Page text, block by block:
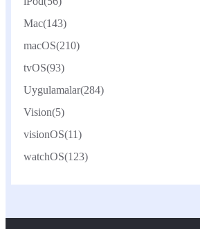
Mac(143)
macOS(210)
tvOS(93)
Uygulamalar(284)
Vision(5)
visionOS(11)
watchOS(123)